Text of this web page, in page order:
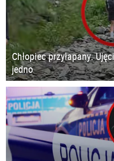
Chłopiec przyłapany.
jedno